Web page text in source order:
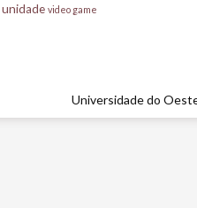
unidade video game
Universidade do